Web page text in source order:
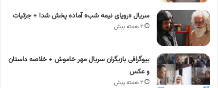
سریال «رویای نیمه شب» آماده پخش شد! + جزئیات
۲ هفته پیش
بیوگرافی بازیگران سریال مهر خاموش + خلاصه داستان
و عکس
۲ هفته پیش